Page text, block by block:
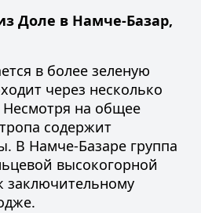
Доле в Намче-Базар,
в более зеленую
через несколько
на общее
содержит
В Намче-Базаре группа
высокогорной
заключительному